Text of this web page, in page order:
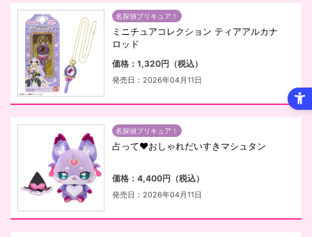
名探偵プリキュア！
ミニチュアコレクション ティアアルカナ
ロッド
価格：1,320円（税込）
発売日：2026年04月11日
名探偵プリキュア！
占って♥おしゃれだいすきマシュタン
価格：4,400円（税込）
発売日：2026年04月11日